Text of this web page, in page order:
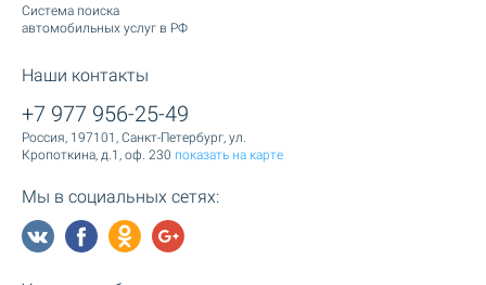
Cистема поиска
автомобильных услуг в РФ
Наши контакты
+7 977 956-25-49
Россия, 197101, Санкт-Петербург, ул.
Кропоткина, д.1, оф. 230 показать на карте
Мы в социальных сетях: